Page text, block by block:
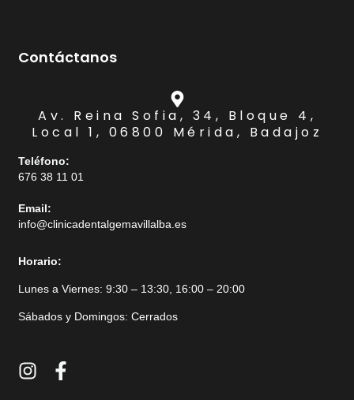
Contáctanos
Av. Reina Sofia, 34, Bloque 4,
Local 1, 06800 Mérida, Badajoz
Teléfono:
676 38 11 01
Email:
info@clinicadentalgemavillalba.es
Horario:
Lunes a Viernes: 9:30 – 13:30, 16:00 – 20:00
Sábados y Domingos: Cerrados
n a